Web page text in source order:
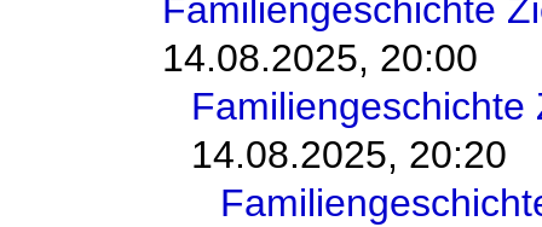
Familiengeschichte
14.08.2025, 20:00
Familiengeschichte
14.08.2025, 20:20